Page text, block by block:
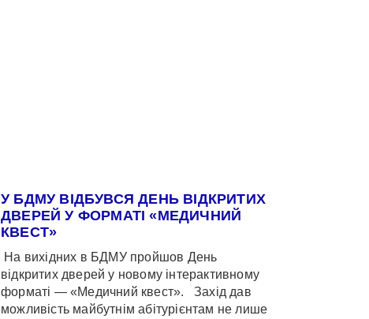
У БДМУ ВІДБУВСЯ ДЕНЬ ВІДКРИТИХ
ДВЕРЕЙ У ФОРМАТІ «МЕДИЧНИЙ
КВЕСТ»
На вихідних в БДМУ пройшов День
відкритих дверей у новому інтерактивному
форматі — «Медичний квест». Захід дав
можливість майбутнім абітурієнтам не лише